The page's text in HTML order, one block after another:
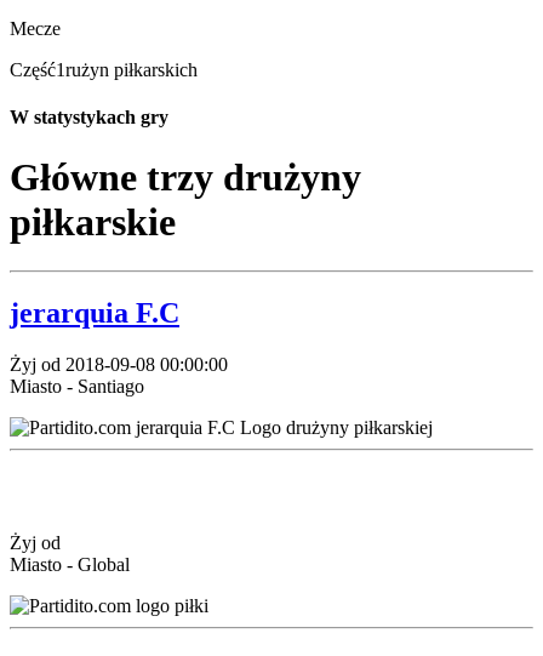
Mecze
Część1rużyn piłkarskich
W statystykach gry
Główne trzy drużyny
piłkarskie
jerarquia F.C
Żyj od 2018-09-08 00:00:00
Miasto - Santiago
Żyj od
Miasto - Global